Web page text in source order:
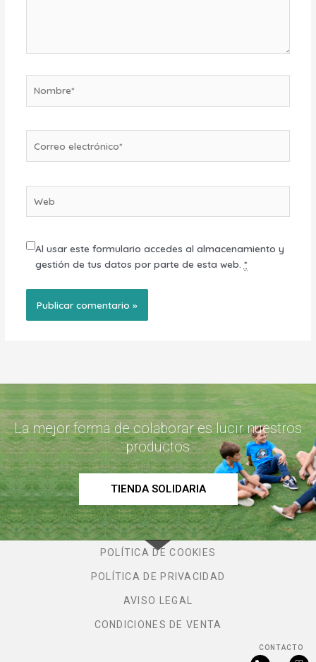
electrónico*
Al usar este formulario accedes al almacenamiento y
gestión de tus datos por parte de esta web. *
La mejor forma de colaborar es lucir nuestros
productos
TIENDA SOLIDARIA
POLÍTICA DE COOKIES
POLÍTICA DE PRIVACIDAD
AVISO LEGAL
CONDICIONES DE VENTA
CONTACTO